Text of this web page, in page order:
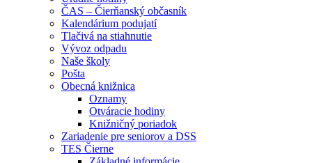
ČAS – Čierňanský občasník
Kalendárium podujatí
Tlačivá na stiahnutie
Vývoz odpadu
Naše školy
Pošta
Obecná knižnica
Oznamy
Otváracie hodiny
Knižničný poriadok
Zariadenie pre seniorov a DSS
TES Čierne